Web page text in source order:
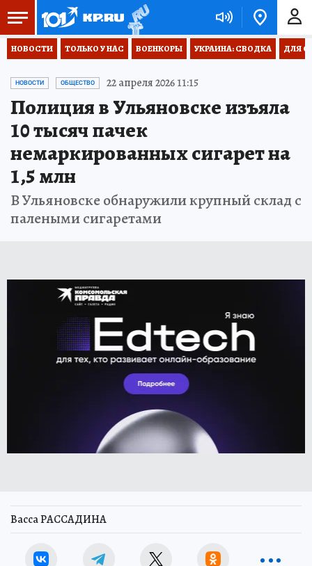
НОВОСТИ ТОЛЬКО У НАС ВОЕНКОРЫ УКРАИНА: СВОДКА ДЛЯ
НОВОСТИ ОБЩЕСТВО 22 апреля 2026 11:15
Полиция в Ульяновске изъяла
10 тысяч пачек
немаркированных сигарет на
1,5 млн
В Ульяновске обнаружили крупный склад с
палеными сигаретами
Васса РАССАДИНА